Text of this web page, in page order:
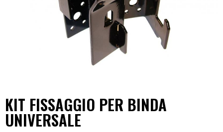
KIT FISSAGGIO PER BINDA
UNIVERSALE